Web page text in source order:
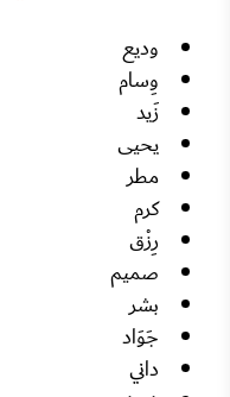
وديع
وِسام
زَيد
يحيى
مطر
كرم
رِزْق
صميم
بشر
جَوَاد
داني